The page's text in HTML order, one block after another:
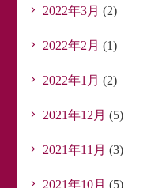
2022年3月 (2)
2022年2月 (1)
2022年1月 (2)
2021年12月 (5)
2021年11月 (3)
2021年10月 (5)